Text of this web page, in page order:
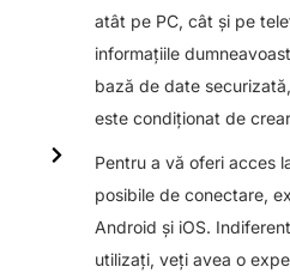
atât pe PC, cât și pe
informațiile
bază de date
este condiționat de
Pentru a vă oferi acces
posibile de conectare,
Android și iOS.
utilizați, veți avea o